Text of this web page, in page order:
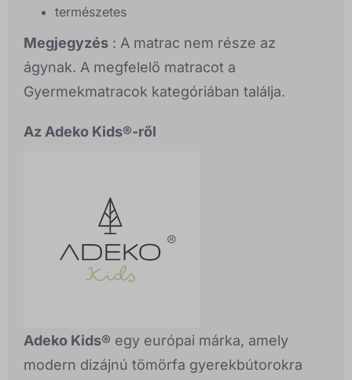
természetes
Megjegyzés : A matrac nem része az
ágynak. A megfelelő matracot a
Gyermekmatracok kategóriában találja.
Az Adeko Kids®-ről
Adeko Kids® egy európai márka, amely
modern dizájnú tömörfa gyerekbútorokra